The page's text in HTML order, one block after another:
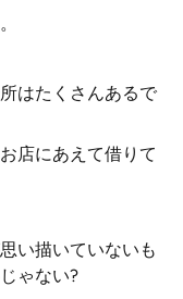
はたくさんあるで
店にあえて借りて
い描いていないも
ゃない?